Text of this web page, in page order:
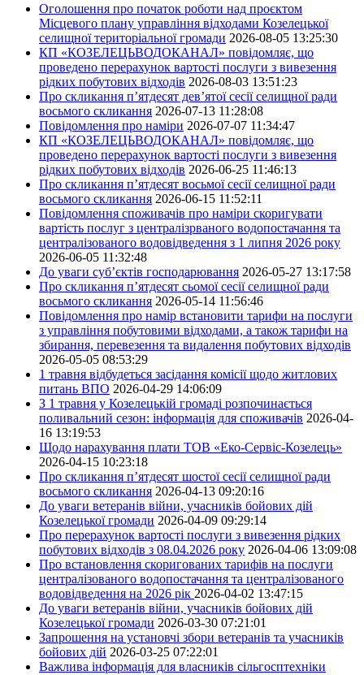
Оголошення про початок роботи над проєктом
Місцевого плану управління відходами Козелецької
селищної територіальної громади 2026-08-05 13:25:30
КП «КОЗЕЛЕЦЬВОДОКАНАЛ» повідомляє, що
проведено перерахунок вартості послуги з вивезення
рідких побутових відходів 2026-08-03 13:51:23
Про скликання п’ятдесят дев’ятої сесії селищної ради
восьмого скликання 2026-07-13 11:28:08
Повідомлення про наміри 2026-07-07 11:34:47
КП «КОЗЕЛЕЦЬВОДОКАНАЛ» повідомляє, що
проведено перерахунок вартості послуги з вивезення
рідких побутових відходів 2026-06-25 11:46:13
Про скликання п’ятдесят восьмої сесії селищної ради
восьмого скликання 2026-06-15 11:52:11
Повідомлення споживачів про наміри скоригувати
вартість послуг з централізрваного водопостачання та
централізованого водовідведення з 1 липня 2026 року
2026-06-05 11:32:48
До уваги суб’єктів господарювання 2026-05-27 13:17:58
Про скликання п’ятдесят сьомої сесії селищної ради
восьмого скликання 2026-05-14 11:56:46
Повідомлення про намір встановити тарифи на послуги
з управління побутовими відходами, а також тарифи на
збирання, перевезення та видалення побутових відходів
2026-05-05 08:53:29
1 травня відбудеться засідання комісії щодо житлових
питань ВПО 2026-04-29 14:06:09
З 1 травня у Козелецькій громаді розпочинається
поливальний сезон: інформація для споживачів 2026-04-
16 13:19:53
Щодо нарахування плати ТОВ «Еко-Сервіс-Козелець»
2026-04-15 10:23:18
Про скликання п’ятдесят шостої сесії селищної ради
восьмого скликання 2026-04-13 09:20:16
До уваги ветеранів війни, учасників бойових дій
Козелецької громади 2026-04-09 09:29:14
Про перерахунок вартості послуги з вивезення рідких
побутових відходів з 08.04.2026 року 2026-04-06 13:09:08
Про встановлення скоригованих тарифів на послуги
централізованого водопостачання та централізованого
водовідведення на 2026 рік 2026-04-02 13:47:15
До уваги ветеранів війни, учасників бойових дій
Козелецької громади 2026-03-30 07:21:01
Запрошення на установчі збори ветеранів та учасників
бойових дій 2026-03-25 07:22:01
Важлива інформація для власників сільгосптехніки